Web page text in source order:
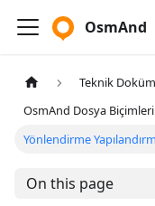
OsmAnd
Teknik
OsmAnd Dosya Biçimleri
Yönlendirme
On this page